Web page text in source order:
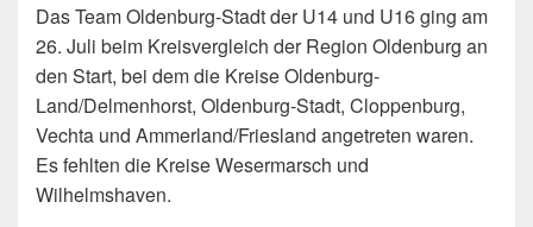
Das Team Oldenburg-Stadt der U14 und U16 ging am
26. Juli beim Kreisvergleich der Region Oldenburg an
den Start, bei dem die Kreise Oldenburg-
Land/Delmenhorst, Oldenburg-Stadt, Cloppenburg,
Vechta und Ammerland/Friesland angetreten waren.
Es fehlten die Kreise Wesermarsch und
Wilhelmshaven.